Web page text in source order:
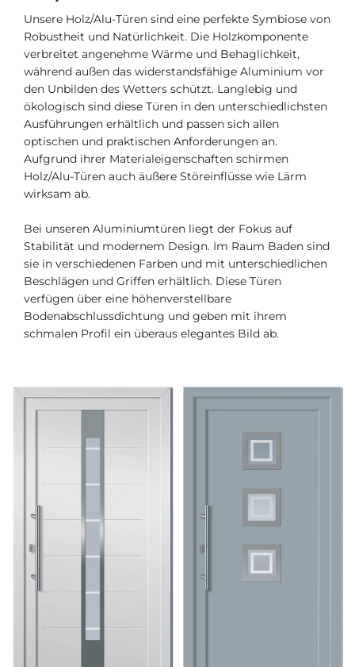
Unsere Holz/Alu-Türen sind eine perfekte Symbiose von
Robustheit und Natürlichkeit. Die Holzkomponente
verbreitet angenehme Wärme und Behaglichkeit,
während außen das widerstandsfähige Aluminium vor
den Unbilden des Wetters schützt. Langlebig und
ökologisch sind diese Türen in den unterschiedlichsten
Ausführungen erhältlich und passen sich allen
optischen und praktischen Anforderungen an.
Aufgrund ihrer Materialeigenschaften schirmen
Holz/Alu-Türen auch äußere Störeinflüsse wie Lärm
wirksam ab.
Bei unseren Aluminiumtüren liegt der Fokus auf
Stabilität und modernem Design. Im Raum Baden sind
sie in verschiedenen Farben und mit unterschiedlichen
Beschlägen und Griffen erhältlich. Diese Türen
verfügen über eine höhenverstellbare
Bodenabschlussdichtung und geben mit ihrem
schmalen Profil ein überaus elegantes Bild ab.